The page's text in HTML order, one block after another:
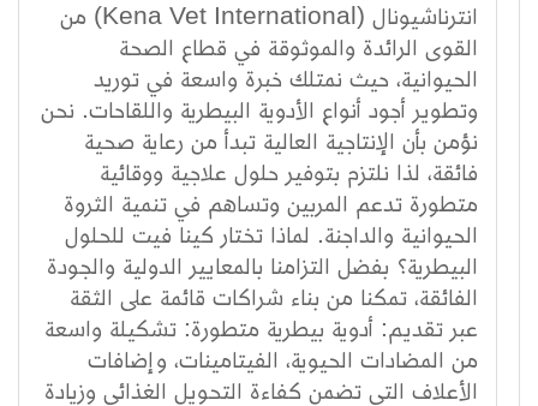
انترناشيونال (Kena Vet International) من
القوى الرائدة والموثوقة في قطاع الصحة
الحيوانية، حيث نمتلك خبرة واسعة في توريد
وتطوير أجود أنواع الأدوية البيطرية واللقاحات. نحن
نؤمن بأن الإنتاجية العالية تبدأ من رعاية صحية
فائقة، لذا نلتزم بتوفير حلول علاجية ووقائية
متطورة تدعم المربين وتساهم في تنمية الثروة
الحيوانية والداجنة. لماذا تختار كينا فيت للحلول
البيطرية؟ بفضل التزامنا بالمعايير الدولية والجودة
الفائقة، تمكنا من بناء شراكات قائمة على الثقة
عبر تقديم: أدوية بيطرية متطورة: تشكيلة واسعة
من المضادات الحيوية، الفيتامينات، وإضافات
الأعلاف التي تضمن كفاءة التحويل الغذائي وزيادة